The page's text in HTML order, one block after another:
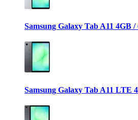
Samsung Galaxy Tab A11 4GB
Samsung Galaxy Tab A11 LTE